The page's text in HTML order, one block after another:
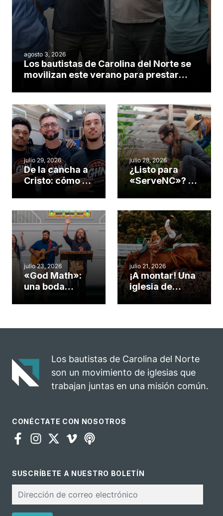
agosto 3, 2026
Los bautistas de Carolina del Norte se
movilizan este verano para prestar
julio 29, 2026
De la cancha a
Cristo: cómo el
gimnasio de
Cary se
convirtió en un
insólito campo
misionero te
cuento
julio 28, 2026
¿Listo para
«ServeNC»? 4
obra de Dios
durante la
Semana
ServeNC
julio 23, 2026
«God Math»:
una boda
celebra el
julio 21, 2026
¡A montar! Una
iglesia de
rodeo anual en
para el
ministerio
Los bautistas de Carolina del Norte
son un movimiento de iglesias que
trabajan juntas en una misión común.
CONÉCTATE CON NOSOTROS
SUSCRÍBETE A NUESTRO BOLETÍN
electrónico